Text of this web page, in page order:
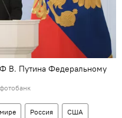
В. Путина Федеральному
Россия США